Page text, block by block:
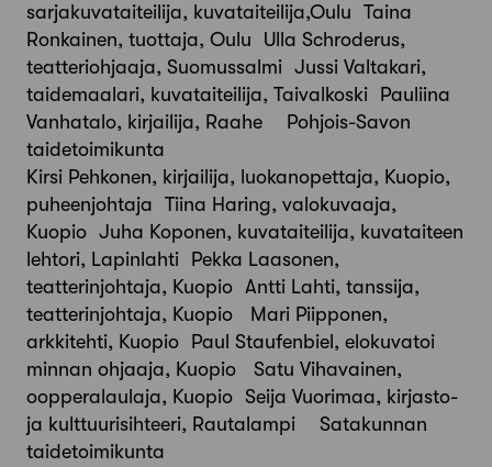
sarjakuvataiteilija, kuvataiteilija,Oulu Taina
Ronkainen, tuottaja, Oulu Ulla Schroderus,
teatteriohjaaja, Suomussalmi Jussi Valtakari,
taidemaalari, kuvataiteilija, Taivalkoski Pauliina
Vanhatalo, kirjailija, Raahe Pohjois-Savon
taidetoimikunta
Kirsi Pehkonen, kirjailija, luokanopettaja, Kuopio,
puheenjohtaja Tiina Haring, valokuvaaja,
Kuopio Juha Koponen, kuvataiteilija, kuvataiteen
lehtori, Lapinlahti Pekka Laasonen,
teatterinjohtaja, Kuopio Antti Lahti, tanssija,
teatterinjohtaja, Kuopio Mari Piipponen,
arkkitehti, Kuopio Paul Staufenbiel, elokuvatoi
minnan ohjaaja, Kuopio Satu Vihavainen,
oopperalaulaja, Kuopio Seija Vuorimaa, kirjasto-
ja kulttuurisihteeri, Rautalampi Satakunnan
taidetoimikunta